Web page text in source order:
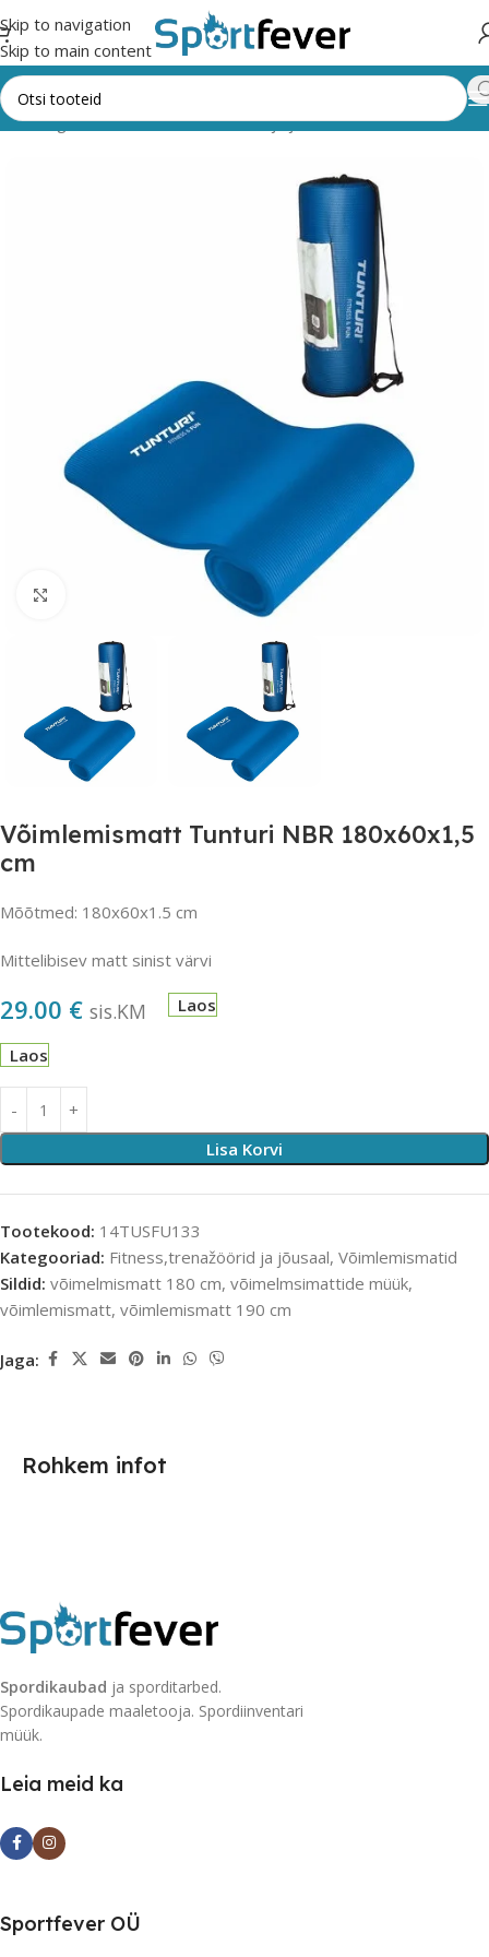
Skip to navigation
Skip to main content
kategooriad Fitness,trenažöörid ja jõusaal Võimlemismatid
Suurendamiseks klõpsake
Võimlemismatt Tunturi NBR 180x60x1,5
cm
Mõõtmed: 180x60x1.5 cm
Mittelibisev matt sinist värvi
29.00 € sis.KM Laos
Laos
Lisa Korvi
Tootekood: 14TUSFU133
Kategooriad: Fitness,trenažöörid ja jõusaal, Võimlemismatid
Sildid: võimelmismatt 180 cm, võimelmsimattide müük,
võimlemismatt, võimlemismatt 190 cm
Jaga:
Rohkem infot
Spordikaubad ja sporditarbed.
Spordikaupade maaletooja. Spordiinventari
müük.
Leia meid ka
Sportfever OÜ